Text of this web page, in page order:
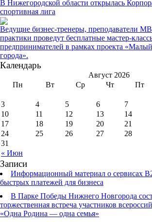
В Нижегородской области открылась
спортивная лига
Ведущие бизнес-тренеры, преподаватели
практики проведут бесплатные мастер-
предпринимателей в рамках проекта
города».
Календарь
Август 2026
Пн
Вт Ср Чт Пт
« Июн
3
4 5 6 7
10
11 12 13 14
17
18 19 20 21
24
25 26 27 28
31
Записи
Информационный материал о сервисах
быстрых платежей для бизнеса
В Парке Победы Нижнего Новгорода
торжественная встреча участников
«Одна Родина — одна семья»